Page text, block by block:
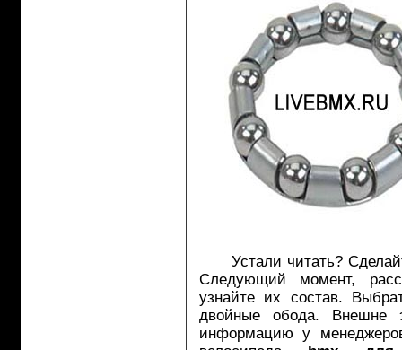
Устали читать?
Следующий момент,
узнайте их состав.
двойные обода. Внешне
информацию у менеджеров